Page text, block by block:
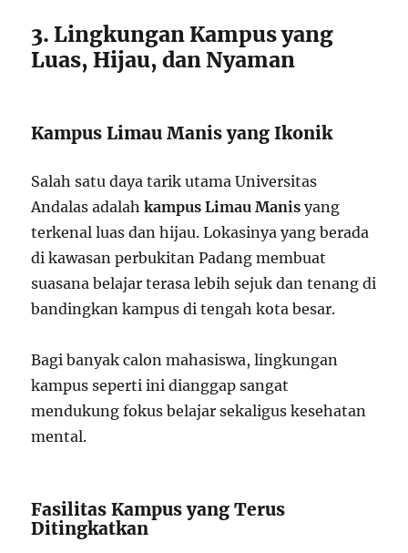
3. Lingkungan Kampus yang
Luas, Hijau, dan Nyaman
Kampus Limau Manis yang Ikonik
Salah satu daya tarik utama Universitas
Andalas adalahkampus Limau Manis yang
terkenal luas dan hijau. Lokasinya yang berada
di kawasan perbukitan Padang membuat
suasana belajar terasa lebih sejuk dan tenang di
bandingkan kampus di tengah kota besar.
Bagi banyak calon mahasiswa, lingkungan
kampus seperti ini dianggap sangat
mendukung fokus belajar sekaligus kesehatan
mental.
Fasilitas Kampus yang Terus
Ditingkatkan